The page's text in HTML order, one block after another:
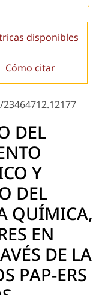
disponibles
Cómo citar
DEL
Y
DEL
QUÍMICA,
EN
DE LA
PAP-ERS